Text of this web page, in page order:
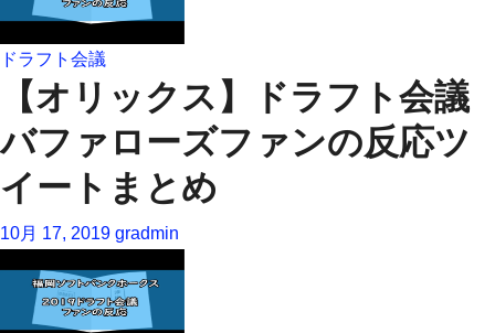
ドラフト会議
【オリックス】ドラフト会議
バファローズファンの反応ツ
イートまとめ
10月 17, 2019 gradmin